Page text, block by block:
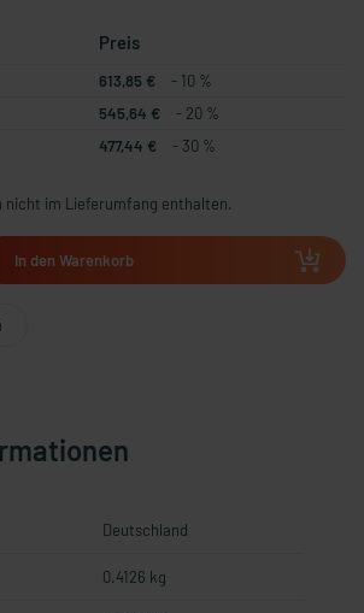
Preis
613,85 €
- 10 %
545,64 €
- 20 %
477,44 € - 30 %
nicht im Lieferumfang enthalten.
In den Warenkorb
Deutschland
0.4126 kg